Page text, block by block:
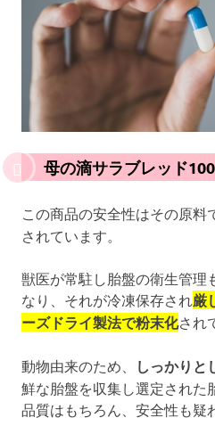
母の滴サラブレッド
この商品の安全性はその原料
されています。
獣医が常駐し胎盤の衛生管理
なり、それが冷凍保存され厳
ーズドライ製法で粉末化され
動物由来のため、 しっかりと
鮮な胎盤を収集し選定された
品質はもちろん、安全性も疑